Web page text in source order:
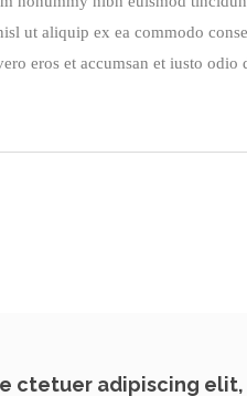
ut aliquip ex ea commodo
eros et accumsan et iusto
ctetuer adipiscing